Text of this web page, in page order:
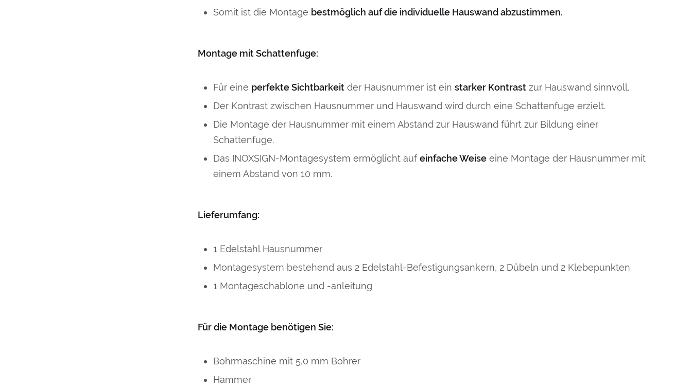
Somit ist die Montage bestmöglich auf die individuelle Hauswand abzustimmen.
Montage mit Schattenfuge:
Für eine perfekte Sichtbarkeit der Hausnummer ist ein starker Kontrast zur Hauswand sinnvoll.
Der Kontrast zwischen Hausnummer und Hauswand wird durch eine Schattenfuge erzielt.
Die Montage der Hausnummer mit einem Abstand zur Hauswand führt zur Bildung einer
Schattenfuge.
Das INOXSIGN-Montagesystem ermöglicht aufeinfache Weise eine Montage der Hausnummer mit
einem Abstand von 10 mm.
Lieferumfang:
1 Edelstahl Hausnummer
Montagesystem bestehend aus 2 Edelstahl-Befestigungsankern, 2 Dübeln und 2 Klebepunkten
1 Montageschablone und -anleitung
Für die Montage benötigen Sie:
Bohrmaschine mit 5,0 mm Bohrer
Hammer